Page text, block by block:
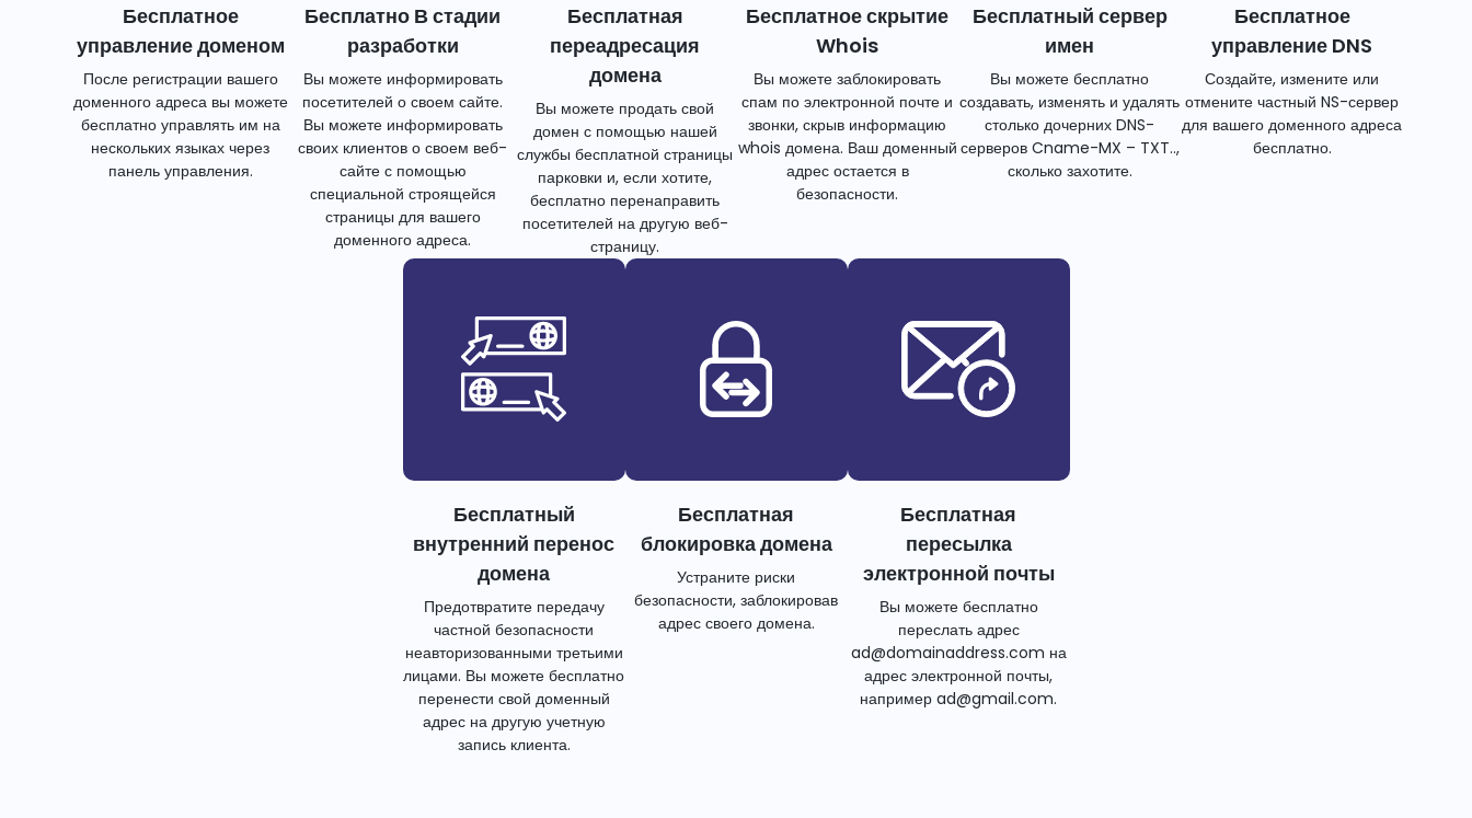
Бесплатное
управление доменом
После регистрации вашего
доменного адреса вы можете
бесплатно управлять им на
нескольких языках через
панель управления.
Бесплатно В стадии
разработки
Вы можете информировать
посетителей о своем сайте.
Вы можете информировать
своих клиентов о своем веб-
сайте с помощью
специальной строящейся
страницы для вашего
доменного адреса.
Бесплатная
переадресация
домена
Вы можете продать свой
домен с помощью нашей
службы бесплатной страницы
парковки и, если хотите,
бесплатно перенаправить
посетителей на другую веб-
страницу.
Бесплатное скрытие
Whois
Вы можете заблокировать
спам по электронной почте и
звонки, скрыв информацию
whois домена. Ваш доменный
адрес остается в
безопасности.
Бесплатный сервер
имен
Вы можете бесплатно
создавать, изменять и удалять
столько дочерних DNS-
серверов Cname-MX – TXT..,
сколько захотите.
Бесплатное
управление DNS
Создайте, измените или
отмените частный NS-сервер
для вашего доменного адреса
бесплатно.
Бесплатный
внутренний перенос
домена
Предотвратите передачу
частной безопасности
неавторизованными третьими
лицами. Вы можете бесплатно
перенести свой доменный
адрес на другую учетную
запись клиента.
Бесплатная
блокировка домена
Устраните риски
безопасности, заблокировав
адрес своего домена.
Бесплатная
пересылка
электронной почты
Вы можете бесплатно
переслать адрес
ad@domainaddress.com на
адрес электронной почты,
например ad@gmail.com.